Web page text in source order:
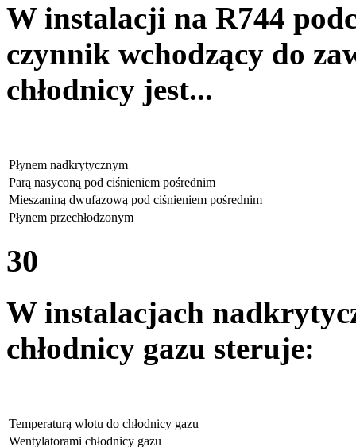
W instalacji na R744
czynnik wchodzący do
chłodnicy jest...
Płynem nadkrytycznym
Parą nasyconą pod ciśnieniem pośrednim
Mieszaniną dwufazową pod ciśnieniem pośrednim
Płynem przechłodzonym
30
W instalacjach
chłodnicy gazu steruje:
Temperaturą wlotu do chłodnicy gazu
Wentylatorami chłodnicy gazu